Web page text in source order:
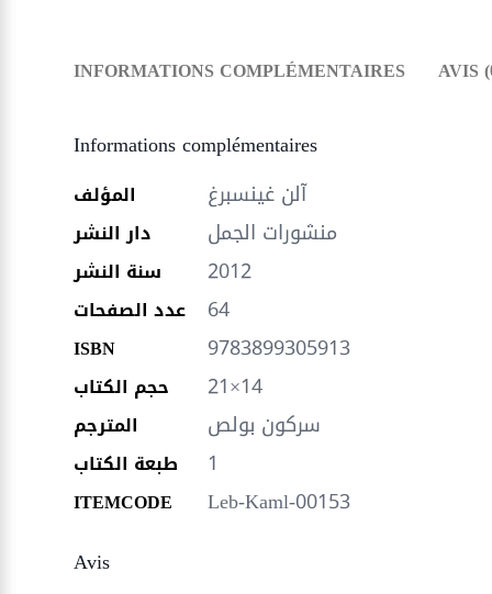
INFORMATIONS COMPLÉMENTAIRES AVIS
Informations complémentaires
المؤلف آلن غينسبرغ
دار النشر منشورات الجمل
سنة النشر 2012
عدد الصفحات 64
ISBN 9783899305913
حجم الكتاب 21×14
المترجم سركون بولص
طبعة الكتاب 1
ITEMCODE
Leb-Kaml-00153
Avis